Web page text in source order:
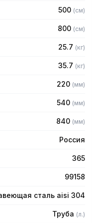
мм нержавеющей
стали AISI 304
500 (см)
800 (см)
25.7 (кг)
35.7 (кг)
220 (мм)
540 (мм)
840 (мм)
Россия
365
99158
сталь aisi 304
Труба (л.)